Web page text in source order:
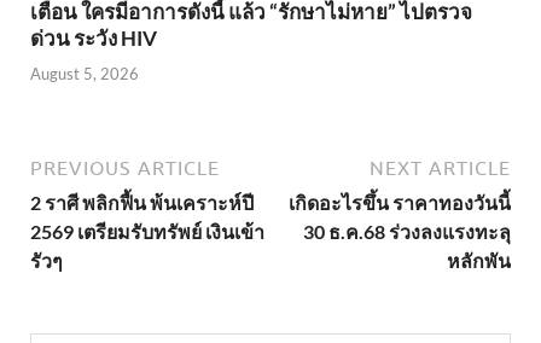
เตือน ใครมีอาการดังนี้ แล้ว “รักษาไม่หาย” ไปตรวจ
ด่วน ระวัง HIV
August 5, 2026
PREVIOUS ARTICLE
2 ราศี พลิกฟื้น พ้นเคราะห์ปี
2569 เตรียมรับทรัพย์ เงินเข้า
รัวๆ
NEXT ARTICLE
เกิดอะไรขึ้น ราคาทองวันนี้
30 ธ.ค.68 ร่วงลงแรงทะลุ
หลักพัน